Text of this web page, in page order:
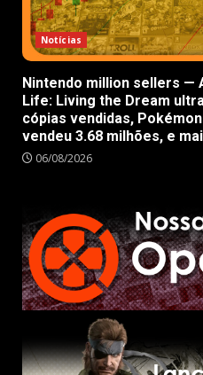
Notícias
Nintendo million sellers —
Life: Living the Dream
cópias vendidas,
vendeu 3.68 milhões, e
06/08/2026